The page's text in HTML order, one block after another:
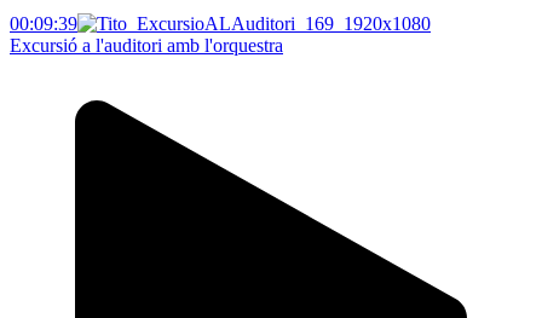
00:09:39
Excursió a l'auditori amb l'orquestra